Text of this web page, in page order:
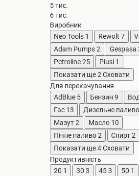
5 тис.
6 тис.
Виробник
Neo Tools 1 Rewolt 7
Adam Pumps2 Gespasa
Petroline25 Piusi 1
Показати ще 2 Сховати
Для перекачування
AdBlue 5 Бензин 9
Гас 13 Дизельне паливо
Мазут2 Масло 10
Пічне паливо2 Спирт2
Показати ще 4Сховати
Продуктивність
20 1 30 3 453 50 1